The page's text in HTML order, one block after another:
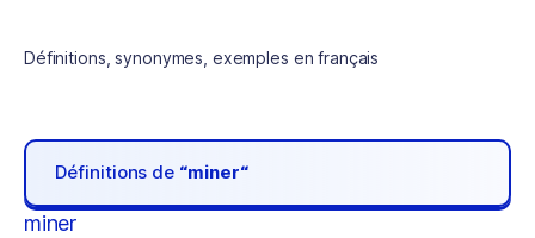
Définitions, synonymes, exemples en français
Définitions de “miner“
miner